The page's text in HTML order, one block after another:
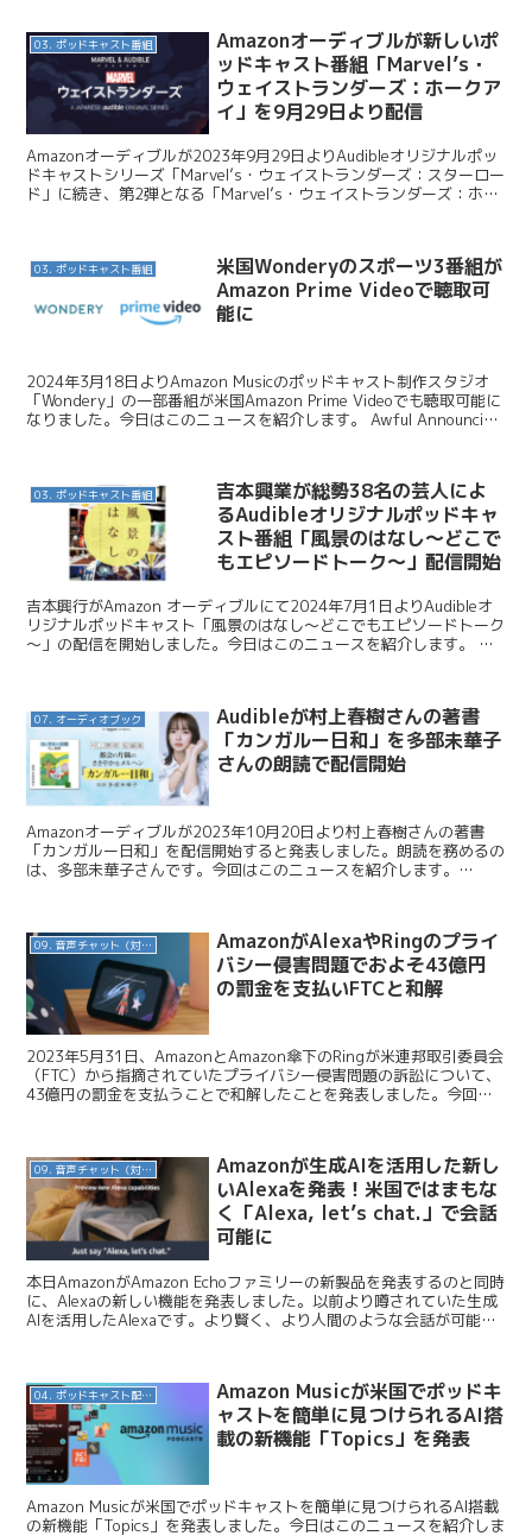
03. ポッドキャスト番組
Amazonオーディブルが新しいポ
ッドキャスト番組「Marvel’s・
ウェイストランダーズ：ホークア
イ」を9月29日より配信
Amazonオーディブルが2023年9月29日よりAudibleオリジナルポッ
ドキャストシリーズ「Marvel’s・ウェイストランダーズ：スターロー
ド」に続き、第2弾となる「Marvel’s・ウェイストランダーズ：ホー
03. ポッドキャスト番組
米国Wonderyのスポーツ3番組が
Amazon Prime Videoで聴取可
能に
2024年3月18日よりAmazon Musicのポッドキャスト制作スタジオ
「Wondery」の一部番組が米国Amazon Prime Videoでも聴取可能に
なりました。今日はこのニュースを紹介します。 Awful Announcing
03. ポッドキャスト番組
吉本興業が総勢38名の芸人によ
るAudibleオリジナルポッドキャ
スト番組「風景のはなし～どこで
もエピソードトーク～」配信開始
吉本興行がAmazon オーディブルにて2024年7月1日よりAudibleオ
リジナルポッドキャスト「風景のはなし～どこでもエピソードトーク
～」の配信を開始しました。今日はこのニュースを紹介します。 吉
07. オーディオブック
Audibleが村上春樹さんの著書
「カンガルー日和」を多部未華子
さんの朗読で配信開始
Amazonオーディブルが2023年10月20日より村上春樹さんの著書
「カンガルー日和」を配信開始すると発表しました。朗読を務めるの
は、多部未華子さんです。今回はこのニュースを紹介します。
09. 音声チャット（対話AI）
AmazonがAlexaやRingのプライ
バシー侵害問題でおよそ43億円
の罰金を支払いFTCと和解
2023年5月31日、AmazonとAmazon傘下のRingが米連邦取引委員会
（FTC）から指摘されていたプライバシー侵害問題の訴訟について、
43億円の罰金を支払うことで和解したことを発表しました。今回は
09. 音声チャット（対話AI）
Amazonが生成AIを活用した新し
いAlexaを発表！米国ではまもな
く「Alexa, let’s chat.」で会話
可能に
本日AmazonがAmazon Echoファミリーの新製品を発表するのと同時
に、Alexaの新しい機能を発表しました。以前より噂されていた生成
AIを活用したAlexaです。より賢く、より人間のような会話が可能に
04. ポッドキャスト配信・制作等
Amazon Musicが米国でポッドキ
ャストを簡単に見つけられるAI搭
載の新機能「Topics」を発表
Amazon Musicが米国でポッドキャストを簡単に見つけられるAI搭載
の新機能「Topics」を発表しました。今日はこのニュースを紹介しま